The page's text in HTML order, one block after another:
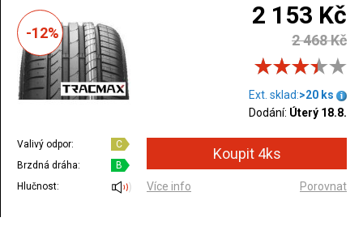
-12%
2 153 Kč
2 468 Kč
Ext. sklad:>20 ks
Dodání: Úterý 18.8.
Valivý odpor:
C
Brzdná dráha:
B
Hlučnost:
Více info Porovnat